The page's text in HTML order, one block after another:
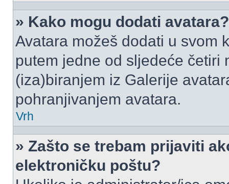
» Kako mogu dodati avatara?
Avatara možeš dodati u svom
putem jedne od sljedeće četiri
(iza)biranjem iz Galerije
pohranjivanjem avatara.
Vrh
» Zašto se trebam prijaviti
elektroničku poštu?